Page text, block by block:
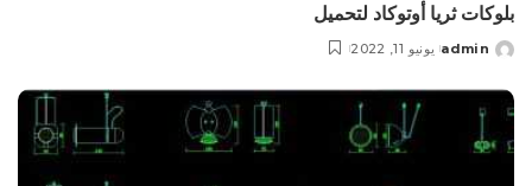
بلوکات ثريا أوتوكاد لتحمیل
Posted
admin يونيو 11, 2022